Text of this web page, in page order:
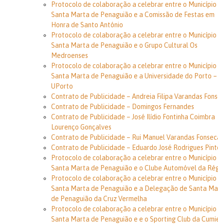
Protocolo de colaboração a celebrar entre o Município
Santa Marta de Penaguião e a Comissão de Festas em
Honra de Santo António
Protocolo de colaboração a celebrar entre o Município
Santa Marta de Penaguião e o Grupo Cultural Os
Medroenses
Protocolo de colaboração a celebrar entre o Município
Santa Marta de Penaguião e a Universidade do Porto –
UPorto
Contrato de Publicidade – Andreia Filipa Varandas
Contrato de Publicidade – Domingos Fernandes
Contrato de Publicidade – José Ilídio Fontinha Coimbra
Lourenço Gonçalves
Contrato de Publicidade – Rui Manuel Varandas
Contrato de Publicidade – Eduardo José Rodrigues
Protocolo de colaboração a celebrar entre o Município
Santa Marta de Penaguião e o Clube Automóvel da
Protocolo de colaboração a celebrar entre o Município
Santa Marta de Penaguião e a Delegação de Santa
de Penaguião da Cruz Vermelha
Protocolo de colaboração a celebrar entre o Município
Santa Marta de Penaguião e e o Sporting Club da